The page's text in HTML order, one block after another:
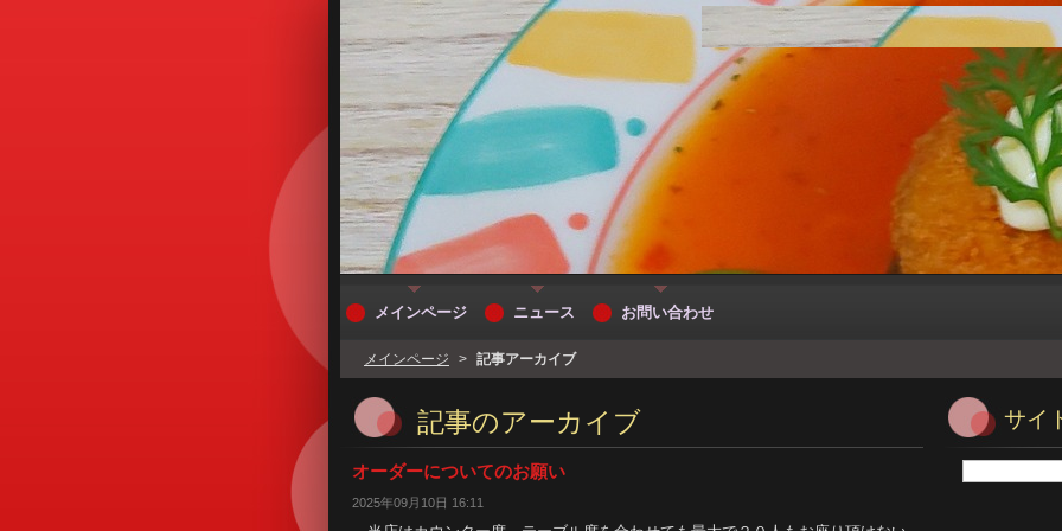
メインページ > 記事アーカイブ
記事のアーカイブ
オーダーについてのお願い
2025年09月10日 16:11
サイ
メインページ ニュース お問い合わせ